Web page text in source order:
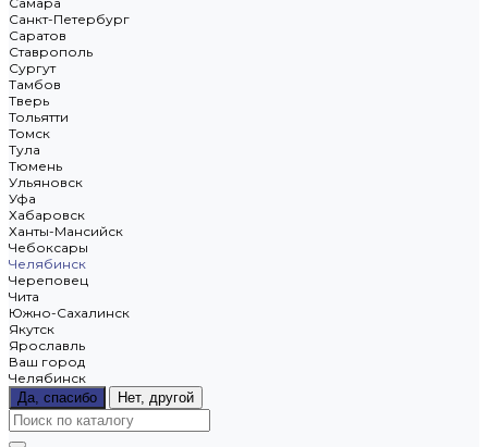
Санкт-Петербург
Саратов
Ставрополь
Сургут
Тамбов
Тверь
Тольятти
Томск
Тула
Тюмень
Ульяновск
Уфа
Хабаровск
Ханты-Мансийск
Чебоксары
Челябинск
Череповец
Чита
Южно-Сахалинск
Якутск
Ярославль
Ваш город
Челябинск
Да, спасибо
Нет, другой